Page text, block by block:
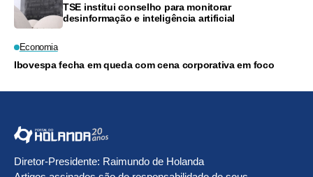
TSE institui conselho para monitorar
desinformação e inteligência artificial
Economia
Ibovespa fecha em queda com cena corporativa em foco
Diretor-Presidente: Raimundo de Holanda